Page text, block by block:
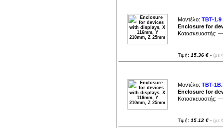
Μοντέλο: TBT-1.9
Enclosure for
Κατασκευαστής:
Τιμή: 15.36 € - (με
Μοντέλο: TBT-
Enclosure for
Κατασκευαστής:
Τιμή: 15.12 € - (με